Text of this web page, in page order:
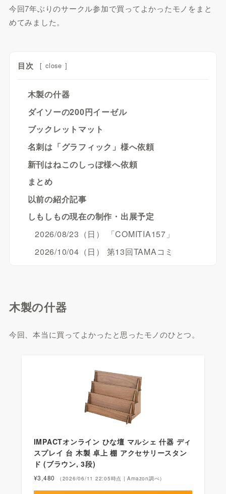
今回7年ぶりのサークル参加で買ってよかったモノをまと
めてみました。
目次 [ close ]
木製の什器
ダイソーの200円イーゼル
ブックレットマット
名刺は「グラフィック」様へ依頼
新刊はねこのしっぽ様へ依頼
まとめ
以前の紹介記事
しもしもの現在の制作・出展予定
2026/08/23（日） 「COMITIA157」
2026/10/04（日） 第13回TAMAコミ
木製の什器
今回、本当に買ってよかったと思ったモノのひとつ。
IMPACTオンライン ひな壇 マルシェ 什器 ディ
スプレイ 台 木製 卓上 棚 アクセサリースタン
ド (ブラウン, 3段)
¥3,480 （2026/06/11 22:05時点 | Amazon調べ）